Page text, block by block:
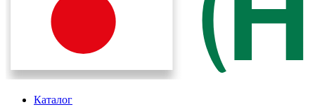
Каталог